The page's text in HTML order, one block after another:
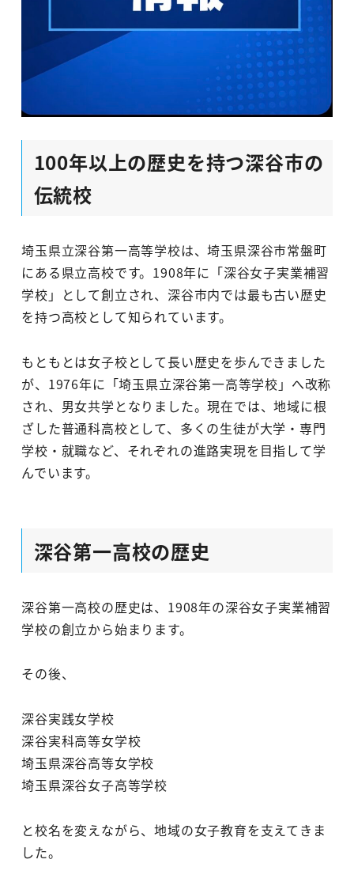
100年以上の歴史を持つ深谷市の
伝統校
埼玉県立深谷第一高等学校は、埼玉県深谷市常盤町
にある県立高校です。1908年に「深谷女子実業補習
学校」として創立され、深谷市内では最も古い歴史
を持つ高校として知られています。
もともとは女子校として長い歴史を歩んできました
が、1976年に「埼玉県立深谷第一高等学校」へ改称
され、男女共学となりました。現在では、地域に根
ざした普通科高校として、多くの生徒が大学・専門
学校・就職など、それぞれの進路実現を目指して学
んでいます。
深谷第一高校の歴史
深谷第一高校の歴史は、1908年の深谷女子実業補習
学校の創立から始まります。
その後、
深谷実践女学校
深谷実科高等女学校
埼玉県深谷高等女学校
埼玉県深谷女子高等学校
と校名を変えながら、地域の女子教育を支えてきま
した。